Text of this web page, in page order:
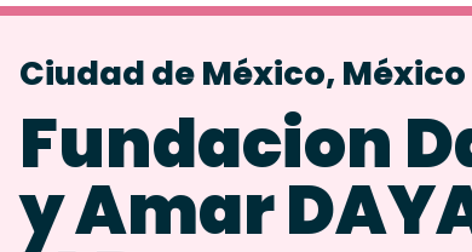
Ciudad de México, México
Fundacion
y Amar